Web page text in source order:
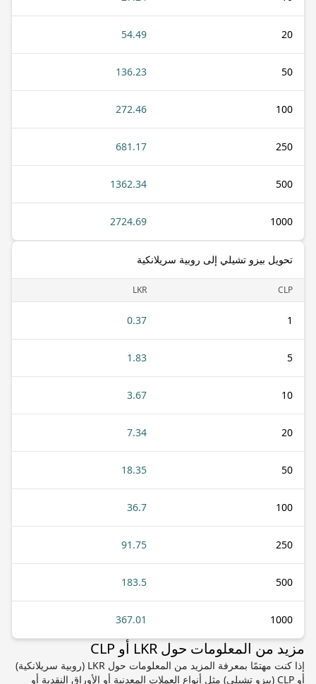
20
54.49
50
136.23
100
272.46
250
681.17
500
1362.34
1000
2724.69
تحويل بيزو تشيلي إلى روبية سريلانكية
CLP
LKR
1
0.37
5
1.83
10
3.67
20
7.34
50
18.35
100
36.7
250
91.75
500
183.5
1000
367.01
مزيد من المعلومات حول LKR أو CLP
إذا كنت مهتمًا بمعرفة المزيد من المعلومات حول LKR (روبية سريلانكية)
أو CLP (بيزو تشيلي) مثل أنواع العملات المعدنية أو الأوراق النقدية أو